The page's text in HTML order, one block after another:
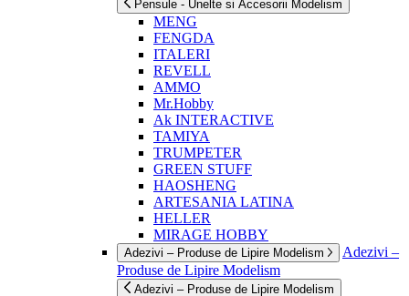
Pensule - Unelte si Accesorii Modelism
MENG
FENGDA
ITALERI
REVELL
AMMO
Mr.Hobby
Ak INTERACTIVE
TAMIYA
TRUMPETER
GREEN STUFF
HAOSHENG
ARTESANIA LATINA
HELLER
MIRAGE HOBBY
Adezivi – Produse de Lipire Modelism
Adezivi –
Produse de Lipire Modelism
Adezivi – Produse de Lipire Modelism